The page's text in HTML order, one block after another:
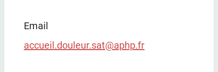
Email
accueil.douleur.sat@aphp.fr